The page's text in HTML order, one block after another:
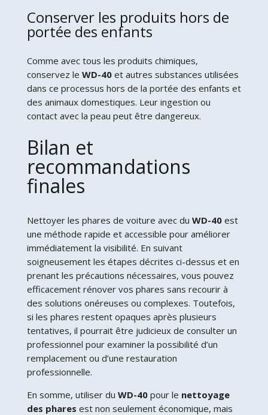
Conserver les produits hors de
portée des enfants
Comme avec tous les produits chimiques,
conservez le WD-40et autres substances utilisées
dans ce processus hors de la portée des enfants et
des animaux domestiques. Leur ingestion ou
contact avec la peau peut être dangereux.
Bilan et
recommandations
finales
Nettoyer les phares de voiture avec du WD-40est
une méthode rapide et accessible pour améliorer
immédiatement la visibilité. En suivant
soigneusement les étapes décrites ci-dessus et en
prenant les précautions nécessaires, vous pouvez
efficacement rénover vos phares sans recourir à
des solutions onéreuses ou complexes. Toutefois,
si les phares restent opaques après plusieurs
tentatives, il pourrait être judicieux de consulter un
professionnel pour examiner la possibilité d’un
remplacement ou d’une restauration
professionnelle.
En somme, utiliser du WD-40pour le nettoyage
des phares est non seulement économique, mais